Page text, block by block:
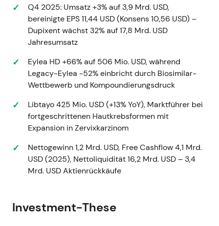
USD; letzte staatliche REGEN‑COV-
Lieferungen erfolgten in Q4 2021[1].
Das Unternehmen galt als hochgradig operativ
verlässliches Biotech mit außergewöhnlicher
auch das Konzentrationsrisiko durch ein
einzelnes, pandemiegetriebenes Produkt.
Starker Aufwärtstrend mit erhöhter Volatilität
und dominanter Markterzählung rund um
Variantenabhängigkeit
[1].
24. Jan. 2022 – FDA-EUA-Einschränkung
(Omikron)
Die FDA schränkte die Notfallzulassung für
Casirivimab + Imdevimab (REGEN‑COV) in
Regeneron räumte ein, dass REGEN‑COV
Q4 2025: Umsatz +3% auf 3,9 Mrd. USD,
bereinigte EPS 11,44 USD (Konsens 10,56 USD) –
Dupixent wächst 32% auf 17,8 Mrd. USD
Jahresumsatz
Eylea HD +66% auf 506 Mio. USD, während
Legacy-Eylea -52% einbricht durch Biosimilar-
Wettbewerb und Kompoundierungsdruck
Libtayo 425 Mio. USD (+13% YoY), Marktführer bei
fortgeschrittenen Hautkrebsformen mit
Expansion in Zervixkarzinom
Nettogewinn 1,2 Mrd. USD, Free Cashflow 4,1 Mrd.
USD (2025), Nettoliquidität 16,2 Mrd. USD – 3,4
Mrd. USD Aktienrückkäufe
Investment-These